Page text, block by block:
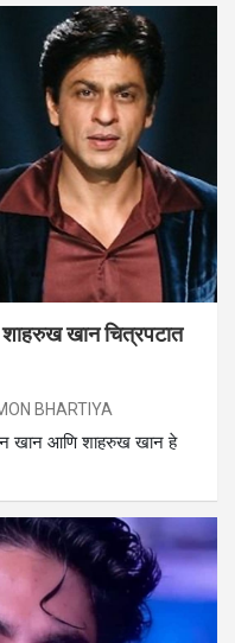
खान चित्रपटात
BHARTIYA
खान आणि शाहरुख खान हे